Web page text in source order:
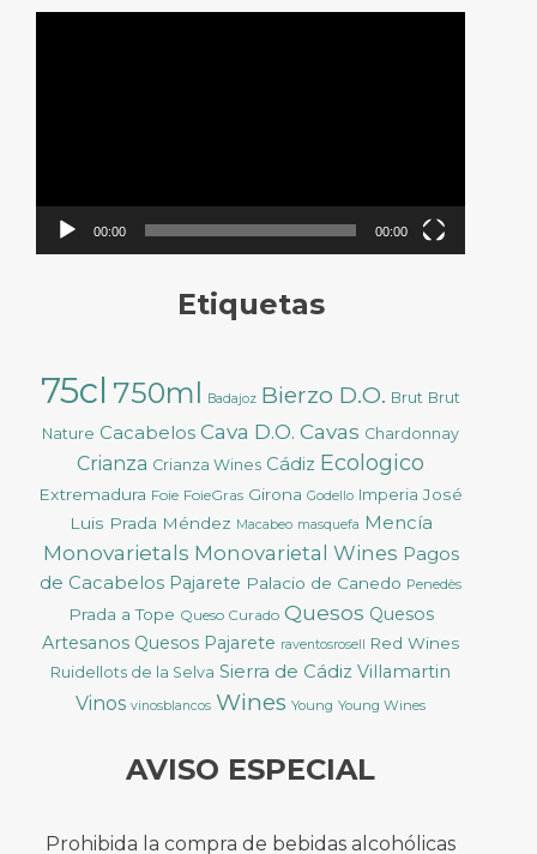
00:00 00:00
Etiquetas
75cl 750ml Badajoz Bierzo D.O. Brut Brut
Nature Cacabelos Cava D.O. Cavas Chardonnay
Crianza Crianza Wines Cádiz Ecologico
Extremadura Foie FoieGras Girona Godello Imperia José
Luis Prada Méndez Macabeo masquefa Mencía
Monovarietals Monovarietal Wines Pagos
de Cacabelos Pajarete Palacio de Canedo Penedès
Prada a Tope Queso Curado Quesos Quesos
Artesanos Quesos Pajarete raventosrosell Red Wines
Ruidellots de la Selva Sierra de Cádiz Villamartin
Vinos vinosblancos Wines Young Young Wines
AVISO ESPECIAL
Prohibida la compra de bebidas alcohólicas